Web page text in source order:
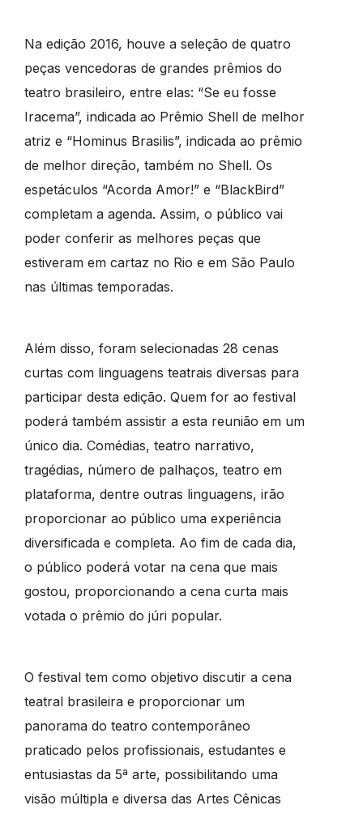
Na edição 2016, houve a seleção de quatro
peças vencedoras de grandes prêmios do
teatro brasileiro, entre elas: “Se eu fosse
Iracema”, indicada ao Prêmio Shell de melhor
atriz e “Hominus Brasilis”, indicada ao prêmio
de melhor direção, também no Shell. Os
espetáculos “Acorda Amor!” e “BlackBird”
completam a agenda. Assim, o público vai
poder conferir as melhores peças que
estiveram em cartaz no Rio e em São Paulo
nas últimas temporadas.
Além disso, foram selecionadas 28 cenas
curtas com linguagens teatrais diversas para
participar desta edição. Quem for ao festival
poderá também assistir a esta reunião em um
único dia. Comédias, teatro narrativo,
tragédias, número de palhaços, teatro em
plataforma, dentre outras linguagens, irão
proporcionar ao público uma experiência
diversificada e completa. Ao fim de cada dia,
o público poderá votar na cena que mais
gostou, proporcionando a cena curta mais
votada o prêmio do júri popular.
O festival tem como objetivo discutir a cena
teatral brasileira e proporcionar um
panorama do teatro contemporâneo
praticado pelos profissionais, estudantes e
entusiastas da 5ª arte, possibilitando uma
visão múltipla e diversa das Artes Cênicas